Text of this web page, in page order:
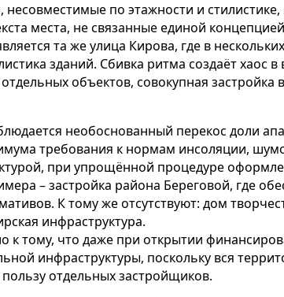
несовместимые по этажности и
места, не связанные единой
та же улица Кирова, где в
зданий. Сбивка ритма создаёт хаос в
объектов, совокупная застройка
необоснованный перекос доли
требования к нормам инсоляции,
при упрощённой процедуре
– застройка района Береговой, где
К тому же отсутствуют: дом
инфраструктура.
к тому, что даже при открытии
инфраструктуры, поскольку вся
отдельных застройщиков.